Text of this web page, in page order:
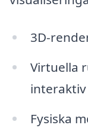
3D-
Virtuella
Fysiska